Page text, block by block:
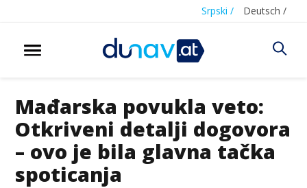
Srpski / Deutsch /
Mađarska povukla veto:
Otkriveni detalji dogovora
– ovo je bila glavna tačka
spoticanja